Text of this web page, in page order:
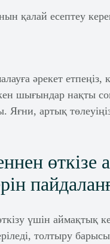
әрекет
шығындар нақты
Яғни, артық
үшін аймақтық
толтыру